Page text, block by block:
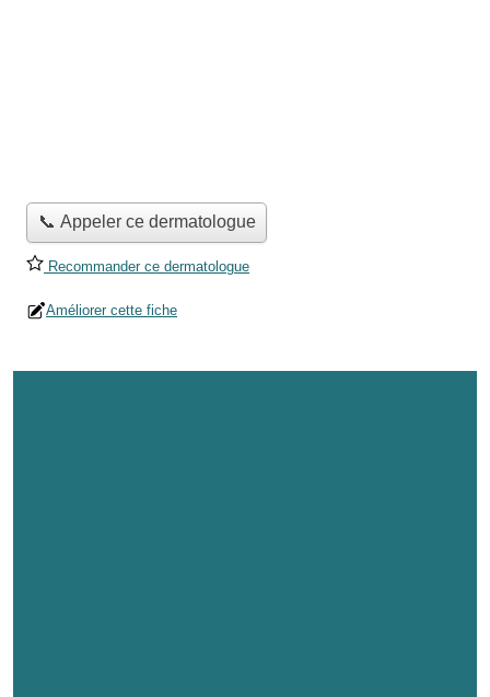
📞 Appeler ce dermatologue
Recommander ce dermatologue
Améliorer cette fiche